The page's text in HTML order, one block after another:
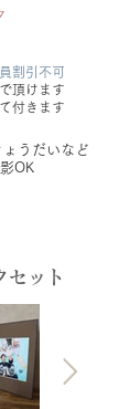
割引不可
頂けます
付きます
うだいなど
OK
セット